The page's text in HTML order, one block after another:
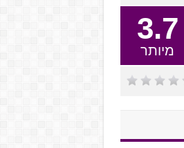
3.7
מיותר